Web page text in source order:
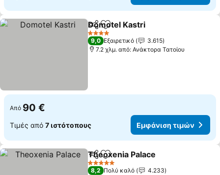
Κοινοποίηση
Προσθήκη στα αγαπημένα
Domotel Kastri
4 Αστέρια
9,0 Εξαιρετικό
3.615
7.2 χλμ. από: Ανάκτορα Τατοίου
Από 90 €
Τιμές από 7 ιστότοπους Εμφάνιση τιμών
Κοινοποίηση
Προσθήκη στα αγαπημένα
Theoxenia Palace
5 Αστέρια
8,2 Πολύ καλό
4.233